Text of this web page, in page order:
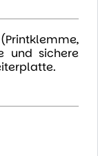
und sichere